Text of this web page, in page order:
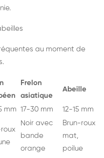
au moment de
Frelon
asiatique
Abeille
mm 17-30 mm 12-15 mm
Noir avec
bande
orange
Brun-roux
mat,
poilue